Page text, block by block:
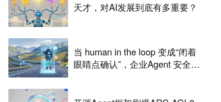
天才，对AI发展到底有多重要？
当 human in the loop 变成“闭着
眼睛点确认”，企业Agent 安全还